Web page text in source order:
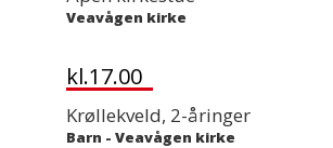
Veavågen kirke
kl.17.00
Krøllekveld, 2-åringer
Barn - Veavågen kirke